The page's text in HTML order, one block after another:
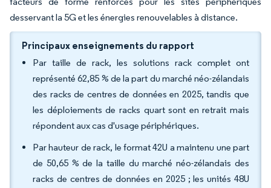
desservant la 5G et les énergies renouvelables à distance.
Principaux enseignements du rapport
Par taille de rack, les solutions rack complet ont
représenté 62,85 % de la part du marché néo-zélandais
des racks de centres de données en 2025, tandis que
les déploiements de racks quart sont en retrait mais
répondent aux cas d'usage périphériques.
Par hauteur de rack, le format 42U a maintenu une part
de 50,65 % de la taille du marché néo-zélandais des
racks de centres de données en 2025 ; les unités 48U